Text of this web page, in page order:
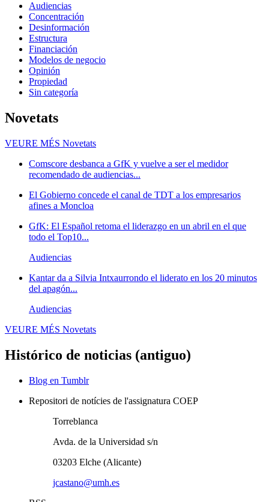
Audiencias
Concentración
Desinformación
Estructura
Financiación
Modelos de negocio
Opinión
Propiedad
Sin categoría
Novetats
VEURE MÉS Novetats
Comscore desbanca a GfK y vuelve a ser el medidor
recomendado de audiencias...
El Gobierno concede el canal de TDT a los empresarios
afines a Moncloa
GfK: El Español retoma el liderazgo en un abril en el que
todo el Top10...
Audiencias
Kantar da a Silvia Intxaurrondo el liderato en los 20 minutos
del apagón...
Audiencias
VEURE MÉS Novetats
Histórico de noticias (antiguo)
Blog en Tumblr
Repositori de notícies de l'assignatura COEP
Torreblanca
Avda. de la Universidad s/n
03203 Elche (Alicante)
jcastano@umh.es